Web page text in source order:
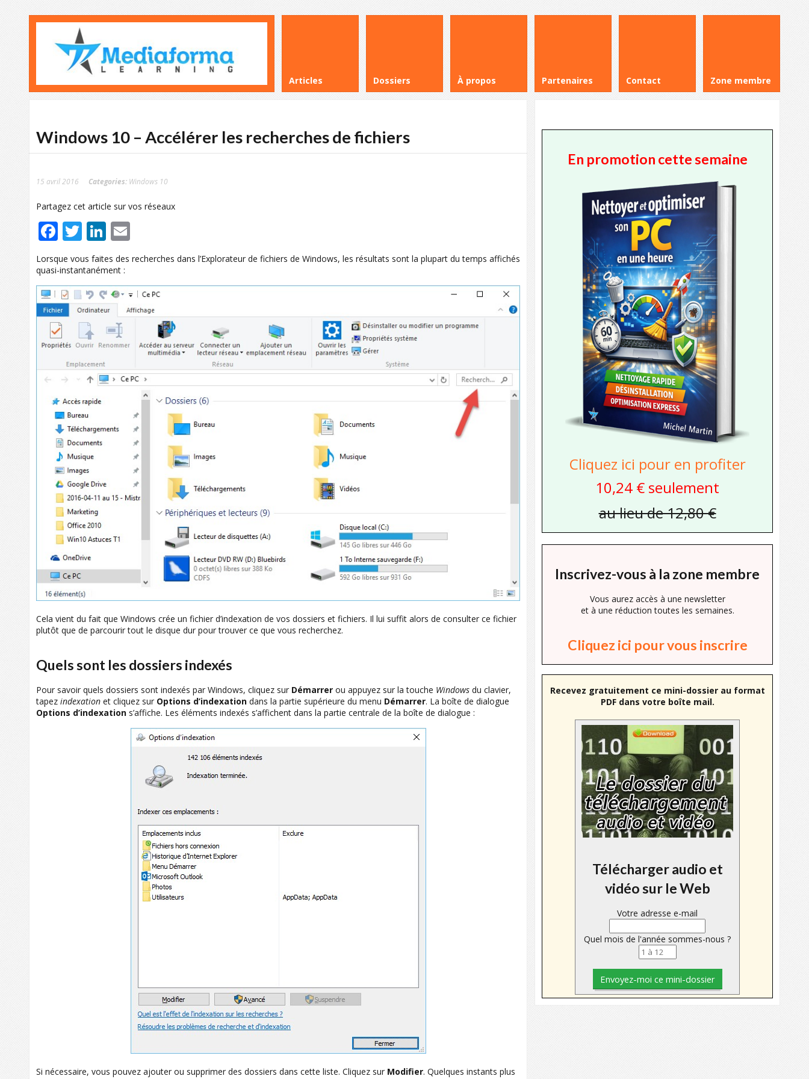
Articles Dossiers À propos Partenaires Contact Zone membre
Windows 10 – Accélérer les recherches de fichiers
15 avril 2016 Categories: Windows 10
Partagez cet article sur vos réseaux
Facebook
TwitterLinkedIn
Lorsque vous faites des recherches dans l’Explorateur de fichiers de Windows, les résultats sont la plupart du temps affichés
quasi-instantanément :
Cela vient du fait que Windows crée un fichier d’indexation de vos dossiers et fichiers. Il lui suffit alors de consulter ce fichier
plutôt que de parcourir tout le disque dur pour trouver ce que vous recherchez.
Quels sont les dossiers indexés
Pour savoir quels dossiers sont indexés par Windows, cliquez sur Démarrer ou appuyez sur la touche Windows du clavier,
tapez indexation et cliquez sur Options d’indexation dans la partie supérieure du menu Démarrer. La boîte de dialogue
Options d’indexation s’affiche. Les éléments indexés s’affichent dans la partie centrale de la boîte de dialogue :
Si nécessaire, vous pouvez ajouter ou supprimer des dossiers dans cette liste. Cliquez sur Modifier. Quelques instants plus
En promotion cette semaine
Cliquez ici pour en profiter
10,24 € seulement
au lieu de 12,80 €
Inscrivez-vous à la zone membre
Vous aurez accès à une newsletter
et à une réduction toutes les semaines.
Cliquez ici pour vous inscrire
Recevez gratuitement ce mini-dossier au format
PDF dans votre boîte mail.
Télécharger audio et
vidéo sur le Web
Votre adresse e-mail
Quel mois de l'année sommes-nous ?